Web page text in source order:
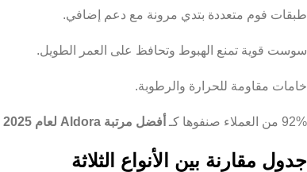
طبقات فوم متعددة بتدي مرونة مع دعم إضافي.
سوست قوية تمنع الهبوط وتحافظ على العمر الطويل.
خامات مقاومة للحرارة والرطوبة.
92% من العملاء صنفوها كـ أفضل مرتبة Aldora لعام 2025
جدول مقارنة بين الأنواع الثلاثة